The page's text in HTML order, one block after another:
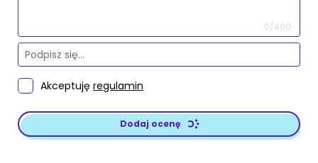
0/400
Akceptuję regulamin
Dodaj ocenę